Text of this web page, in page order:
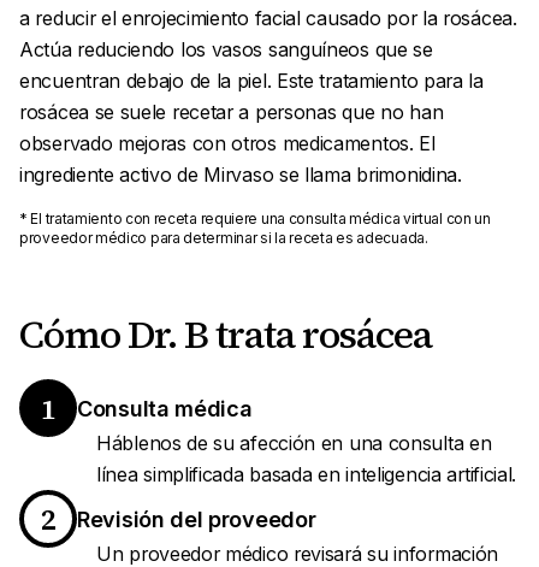
a reducir el enrojecimiento facial causado por la rosácea.
Actúa reduciendo los vasos sanguíneos que se
encuentran debajo de la piel. Este tratamiento para la
rosácea se suele recetar a personas que no han
observado mejoras con otros medicamentos. El
ingrediente activo de Mirvaso se llama brimonidina.
* El tratamiento con receta requiere una consulta médica virtual con un
proveedor médico para determinar si la receta es adecuada.
Cómo Dr. B trata rosácea
1 Consulta médica
Háblenos de su afección en una consulta en
línea simplificada basada en inteligencia artificial.
2 Revisión del proveedor
Un proveedor médico revisará su información